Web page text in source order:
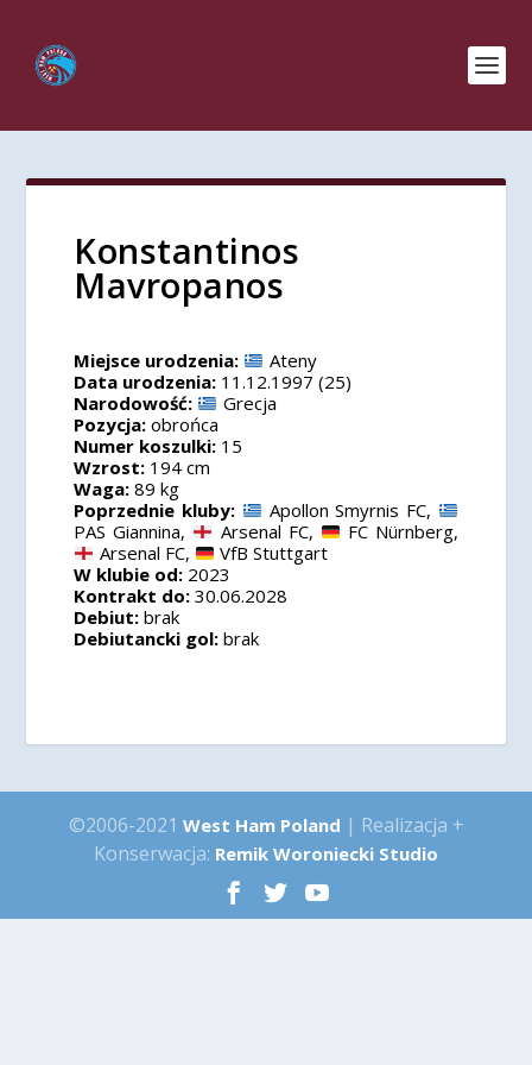
Konstantinos
Mavropanos
Miejsce urodzenia:
Ateny
Data urodzenia: 11.12.1997 (25)
Narodowość:
Grecja
Pozycja: obrońca
Numer koszulki: 15
Wzrost: 194 cm
Waga: 89 kg
Poprzednie kluby:
Apollon Smyrnis FC,
PAS Giannina,
Arsenal FC,
FC Nürnberg,
Arsenal FC,
VfB Stuttgart
W klubie od: 2023
Kontrakt do: 30.06.2028
Debiut:brak
Debiutancki gol:brak
©2006-2021 West Ham Poland | Realizacja +
Konserwacja: Remik Woroniecki Studio